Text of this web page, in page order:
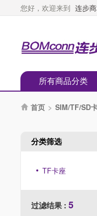
您好，欢迎来到 连步
所有商品分类
 首页 > SIM/TF/SD
分类筛选
TF卡座
过滤结果 : 5